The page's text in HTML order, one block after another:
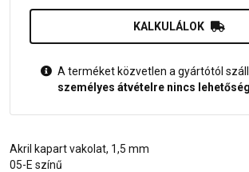
KALKULÁLOK
A terméket közvetlen a gyártótól
személyes átvételre nincs
Akril kapart vakolat, 1,5 mm
05-E színű